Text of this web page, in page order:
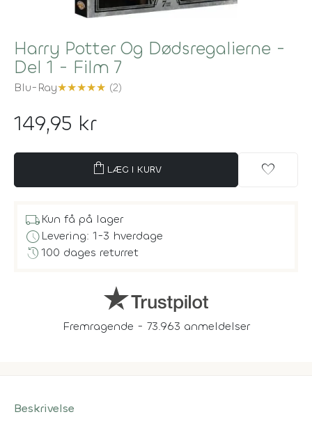
Harry Potter Og Dødsregalierne -
Del 1 - Film 7
Blu-Ray★★★★★ (2)
149,95 kr
shopping_bag LÆG I KURV favorite
local_shippingKun få på lager
scheduleLevering: 1-3 hverdage
history100 dages returret
Fremragende - 73.963 anmeldelser
Beskrivelse